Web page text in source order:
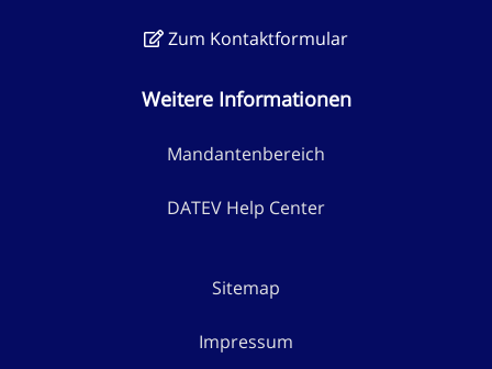
Zum Kontaktformular
Weitere Informationen
Mandantenbereich
DATEV Help Center
Sitemap
Impressum